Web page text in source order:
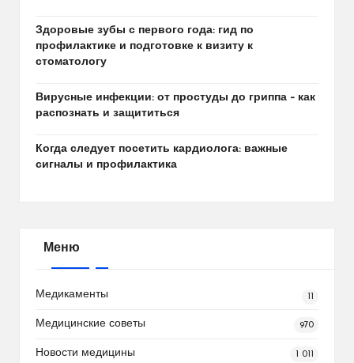
Здоровые зубы с первого года: гид по
профилактике и подготовке к визиту к
стоматологу
Вирусные инфекции: от простуды до гриппа – как
распознать и защититься
Когда следует посетить кардиолога: важные
сигналы и профилактика
Меню
Медикаменты
Медицинские советы 970
Новости медицины 1 011